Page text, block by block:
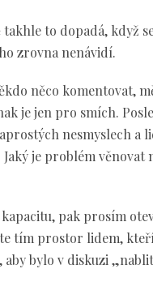
to dopadá, když
zrovna nenávidí.
něco komentovat,
je jen pro smích.
nesmyslech a
je problém věnovat
pak prosím
tím prostor lidem,
bylo v diskuzi